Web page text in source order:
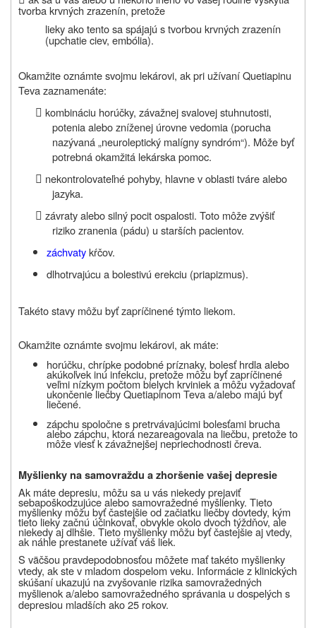
tvorba krvných zrazenín, pretože
lieky ako tento sa spájajú s tvorbou krvných zrazenín
(upchatie ciev, embólia).
Okamžite oznámte svojmu lekárovi, ak pri užívaní Quetiapinu
Teva zaznamenáte:
 kombináciu horúčky, závažnej svalovej stuhnutosti,
potenia alebo zníženej úrovne vedomia (porucha
nazývaná „neuroleptický malígny syndróm“). Môže byť
potrebná okamžitá lekárska pomoc.
 nekontrolovateľné pohyby, hlavne v oblasti tváre alebo
jazyka.
 závraty alebo silný pocit ospalosti. Toto môže zvýšiť
riziko zranenia (pádu) u starších pacientov.
záchvatykŕčov.
dlhotrvajúcu a bolestivú erekciu (priapizmus).
Takéto stavy môžu byť zapríčinené týmto liekom.
Okamžite oznámte svojmu lekárovi, ak máte:
horúčku, chrípke podobné príznaky, bolesť hrdla alebo
akúkoľvek inú infekciu, pretože môžu byť zapríčinené
veľmi nízkym počtom bielych krviniek a môžu vyžadovať
ukončenie liečby Quetiapinom Teva a/alebo majú byť
liečené.
zápchu spoločne s pretrvávajúcimi bolesťami brucha
alebo zápchu, ktorá nezareagovala na liečbu, pretože to
môže viesť k závažnejšej nepriechodnosti čreva.
Myšlienky na samovraždu a zhoršenie vašej depresie
Ak máte depresiu, môžu sa u vás niekedy prejaviť
sebapoškodzujúce alebo samovražedné myšlienky. Tieto
myšlienky môžu byť častejšie od začiatku liečby dovtedy, kým
tieto lieky začnú účinkovať, obvykle okolo dvoch týždňov, ale
niekedy aj dlhšie. Tieto myšlienky môžu byť častejšie aj vtedy,
ak náhle prestanete užívať váš liek.
S väčšou pravdepodobnosťou môžete mať takéto myšlienky
vtedy, ak ste v mladom dospelom veku. Informácie z klinických
skúšaní ukazujú na zvyšovanie rizika samovražedných
myšlienok a/alebo samovražedného správania u dospelých s
depresiou mladších ako 25 rokov.